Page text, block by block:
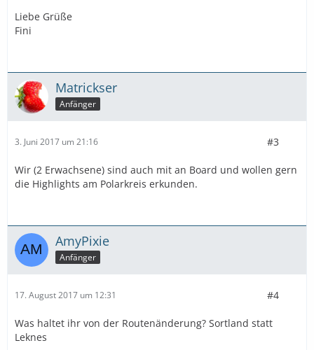
Liebe Grüße
Fini
Matrickser
Anfänger
3. Juni 2017 um 21:16 #3
Wir (2 Erwachsene) sind auch mit an Board und wollen gern
die Highlights am Polarkreis erkunden.
AmyPixie
Anfänger
17. August 2017 um 12:31 #4
Was haltet ihr von der Routenänderung? Sortland statt
Leknes